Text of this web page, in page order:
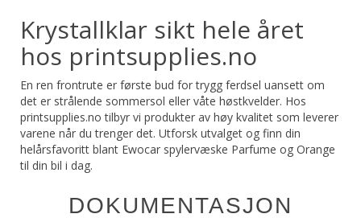
Krystallklar sikt hele året
hos printsupplies.no
En ren frontrute er første bud for trygg ferdsel uansett om
det er strålende sommersol eller våte høstkvelder. Hos
printsupplies.no tilbyr vi produkter av høy kvalitet som leverer
varene når du trenger det. Utforsk utvalget og finn din
helårsfavoritt blant Ewocar spylervæske Parfume og Orange
til din bil i dag.
DOKUMENTASJON